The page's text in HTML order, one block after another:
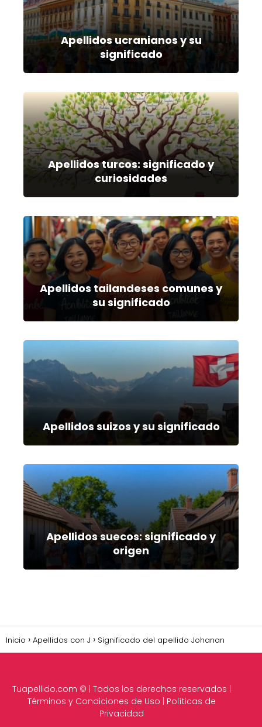
Apellidos ucranianos y su
significado
Apellidos turcos: significado y
curiosidades
Apellidos tailandeses comunes y
su significado
Apellidos suizos y su significado
Apellidos suecos: significado y
origen
Inicio Apellidos con J Significado del apellido Johanan
Tuapellido.com © | Todos los derechos reservados |
Términos y Condiciones de Uso
Políticas de
Privacidad